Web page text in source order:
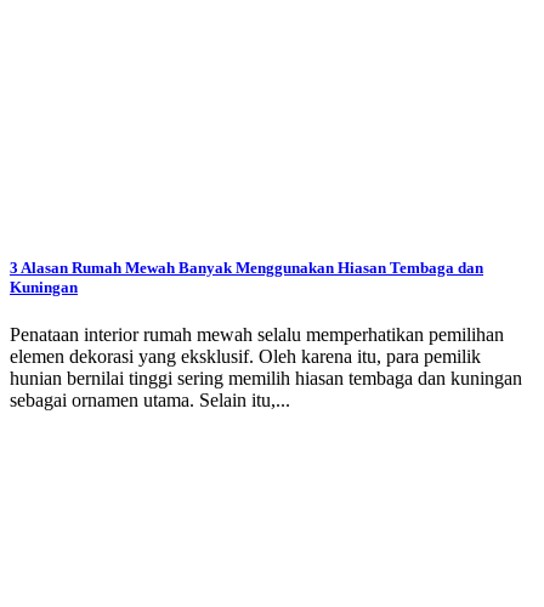
3 Alasan Rumah Mewah Banyak Menggunakan Hiasan Tembaga dan
Kuningan
Penataan interior rumah mewah selalu memperhatikan pemilihan
elemen dekorasi yang eksklusif. Oleh karena itu, para pemilik
hunian bernilai tinggi sering memilih hiasan tembaga dan kuningan
sebagai ornamen utama. Selain itu,...